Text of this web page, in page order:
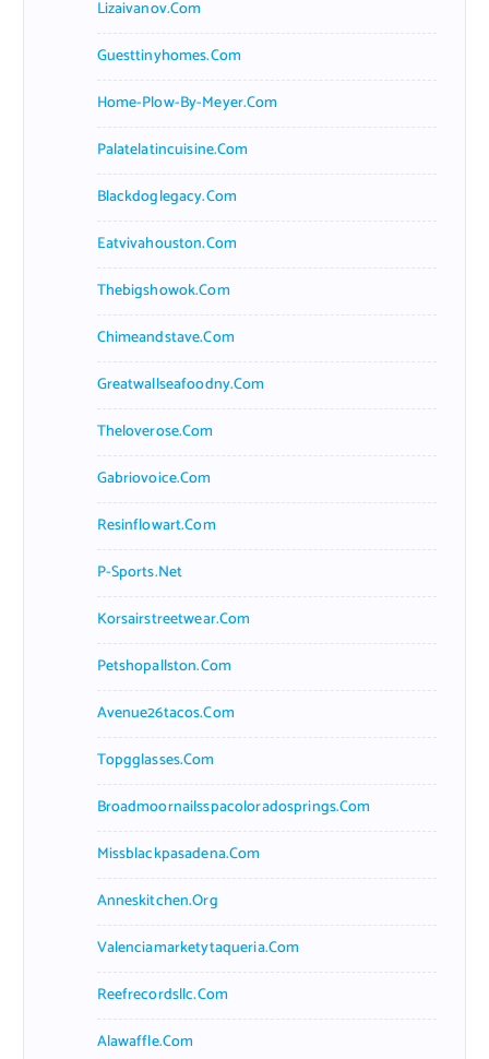
Lizaivanov.com
Guesttinyhomes.com
Home-Plow-By-Meyer.com
Palatelatincuisine.com
Blackdoglegacy.com
Eatvivahouston.com
Thebigshowok.com
Chimeandstave.com
Greatwallseafoodny.com
Theloverose.com
Gabriovoice.com
Resinflowart.com
P-Sports.net
Korsairstreetwear.com
Petshopallston.com
Avenue26tacos.com
Topgglasses.com
Broadmoornailsspacoloradosprings.com
Missblackpasadena.com
Anneskitchen.org
Valenciamarketytaqueria.com
Reefrecordsllc.com
Alawaffle.com